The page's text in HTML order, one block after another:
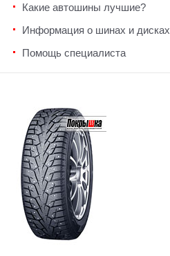
Какие автошины лучшие?
Информация о шинах и дисках
Помощь специалиста